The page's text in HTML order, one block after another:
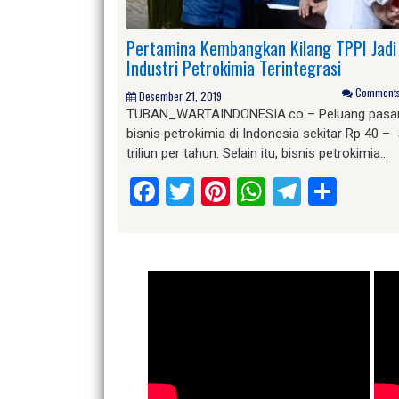
Pertamina Kembangkan Kilang TPPI Jadi
Industri Petrokimia Terintegrasi
Desember 21, 2019
TUBAN_WARTAINDONESIA.co – Peluang
bisnis petrokimia di Indonesia sekitar Rp 40 –
triliun per tahun. Selain itu, bisnis petrokimia…
Facebook
Twitter
Pinterest
WhatsApp
Telegram